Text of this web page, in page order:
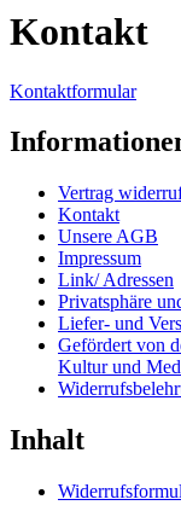
Kontakt
Kontaktformular
Vertrag
Kontakt
Unsere AGB
Impressum
Link/ Adressen
Privatsphäre
Liefer- und
Gefördert von
Kultur und
Inhalt